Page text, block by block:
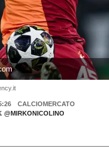
CALCIOMERCATO
@MIRKONICOLINO